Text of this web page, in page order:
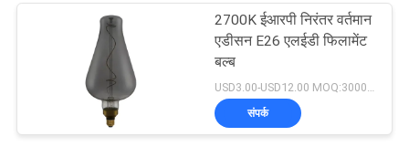
एज लिट एलईडी पैनल
8
2700K ईआरपी निरंतर वर्तमान
एडीसन E26 एलईडी फिलामेंट
बल्ब
संपर्क